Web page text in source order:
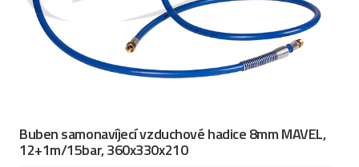
Buben samonavíjecí vzduchové hadice 8mm MAVEL,
12+1m/15bar, 360x330x210